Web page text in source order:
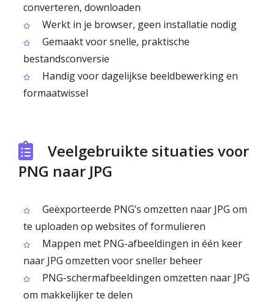
converteren, downloaden
Werkt in je browser, geen installatie nodig
Gemaakt voor snelle, praktische
bestandsconversie
Handig voor dagelijkse beeldbewerking en
formaatwissel
Veelgebruikte situaties voor
PNG naar JPG
Geëxporteerde PNG’s omzetten naar JPG om
te uploaden op websites of formulieren
Mappen met PNG-afbeeldingen in één keer
naar JPG omzetten voor sneller beheer
PNG-schermafbeeldingen omzetten naar JPG
om makkelijker te delen